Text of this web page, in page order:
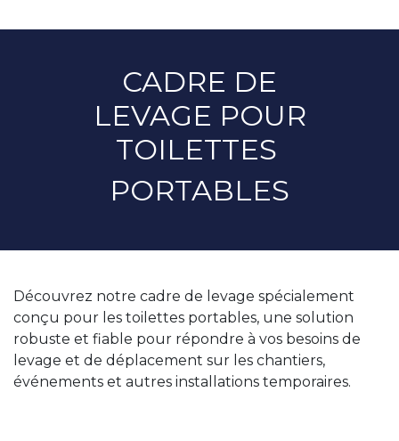
CADRE DE
LEVAGE POUR
TOILETTES
PORTABLES
Découvrez notre cadre de levage spécialement
conçu pour les toilettes portables, une solution
robuste et fiable pour répondre à vos besoins de
levage et de déplacement sur les chantiers,
événements et autres installations temporaires.